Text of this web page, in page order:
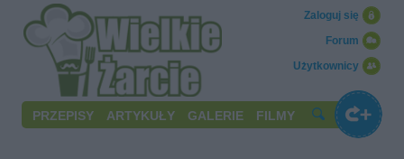
Użytkownicy
Forum
Zaloguj się
PRZEPISY ARTYKUŁY GALERIE FILMY